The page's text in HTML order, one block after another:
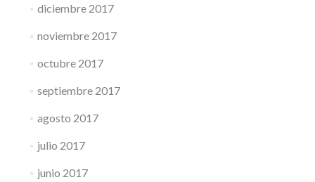
diciembre 2017
noviembre 2017
octubre 2017
septiembre 2017
agosto 2017
julio 2017
junio 2017